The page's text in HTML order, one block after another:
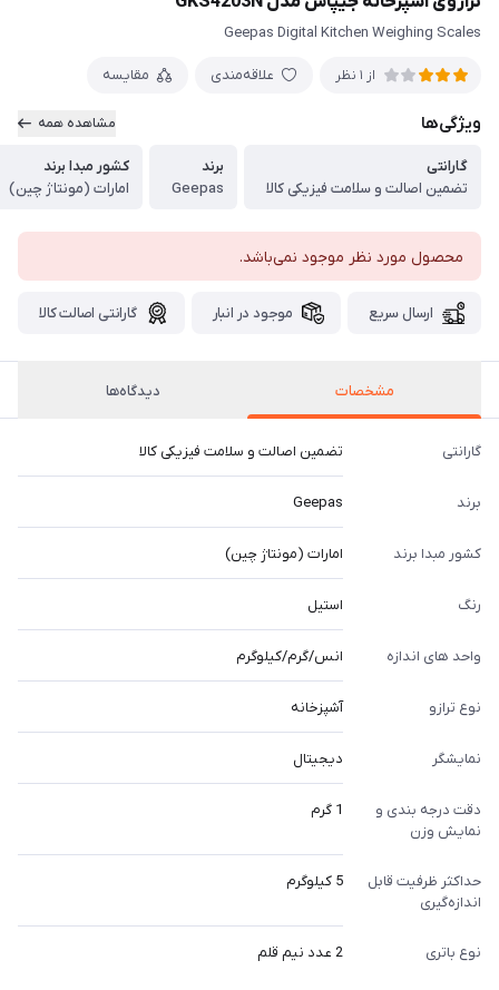
Geepas Digital Kitchen Weighing Scales
از 1 نظر علاقه‌مندی مقایسه
ویژگی‌ها مشاهده همه
گارانتی
تضمین اصالت و سلامت فیزیکی کالا
برند
Geepas
کشور مبدا برند
امارات (مونتاژ چین)
محصول مورد نظر موجود نمی‌باشد.
ارسال سریع موجود در انبار گارانتی اصالت کالا
مشخصات دیدگاه‌ها
گارانتی تضمین اصالت و سلامت فیزیکی کالا
برند Geepas
کشور مبدا برند امارات (مونتاژ چین)
رنگ استیل
واحد های اندازه انس/گرم/کیلوگرم
نوع ترازو آشپزخانه
نمایشگر دیجیتال
دقت درجه بندی و
نمایش وزن
1 گرم
حداکثر ظرفیت قابل
اندازه‌گیری
5 کیلوگرم
نوع باتری 2 عدد نیم قلم